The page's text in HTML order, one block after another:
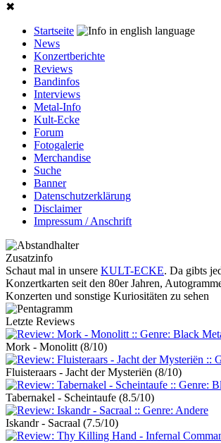
✖
Startseite
News
Konzertberichte
Reviews
Bandinfos
Interviews
Metal-Info
Kult-Ecke
Forum
Fotogalerie
Merchandise
Suche
Banner
Datenschutzerklärung
Disclaimer
Impressum / Anschrift
Zusatzinfo
Schaut mal in unsere KULT-ECKE. Da gibts
Konzertkarten seit den 80er Jahren,
Konzerten und sonstige Kuriositäten zu sehen
Letzte Reviews
Mork - Monolitt (8/10)
Fluisteraars - Jacht der Mysteriën (8/10)
Tabernakel - Scheintaufe (8.5/10)
Iskandr - Sacraal (7.5/10)